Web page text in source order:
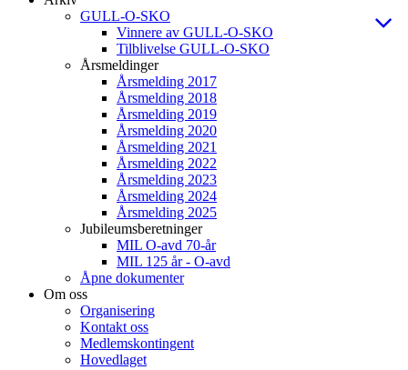
GULL-O-SKO
Vinnere av GULL-O-SKO
Tilblivelse GULL-O-SKO
Årsmeldinger
Årsmelding 2017
Årsmelding 2018
Årsmelding 2019
Årsmelding 2020
Årsmelding 2021
Årsmelding 2022
Årsmelding 2023
Årsmelding 2024
Årsmelding 2025
Jubileumsberetninger
MIL O-avd 70-år
MIL 125 år - O-avd
Åpne dokumenter
Om oss
Organisering
Kontakt oss
Medlemskontingent
Hovedlaget